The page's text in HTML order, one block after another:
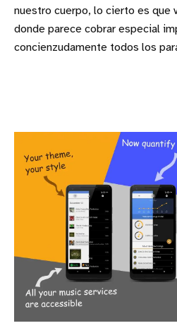
nuestro cuerpo, lo cierto es que
donde parece cobrar especial
concienzudamente todos los